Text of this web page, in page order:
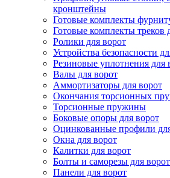
кронштейны
Готовые комплекты
Готовые комплекты треков
Ролики для ворот
Устройства безопасности
Резиновые уплотнения для
Валы для ворот
Аммортизаторы для ворот
Окончания торсионных
Торсионные пружины
Боковые опоры для ворот
Оцинкованные профили
Окна для ворот
Калитки для ворот
Болты и саморезы для ворот
Панели для ворот